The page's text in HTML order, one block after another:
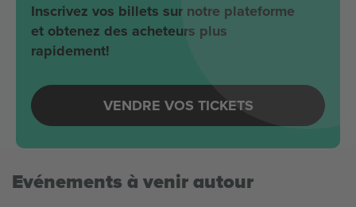
Inscrivez vos billets sur notre plateforme
et obtenez des acheteurs plus
rapidement!
VENDRE VOS TICKETS
Evénements à venir autour